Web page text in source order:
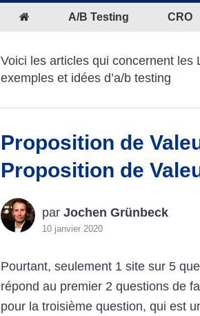
A/B Testing CRO
Voici les articles qui concernent les
exemples et idées d’a/b testing
Proposition de
Proposition de
par Jochen Grünbeck
10 janvier 2020
Pourtant, seulement 1 site sur 5
répond au premier 2 questions de
pour la troisième question, qui est